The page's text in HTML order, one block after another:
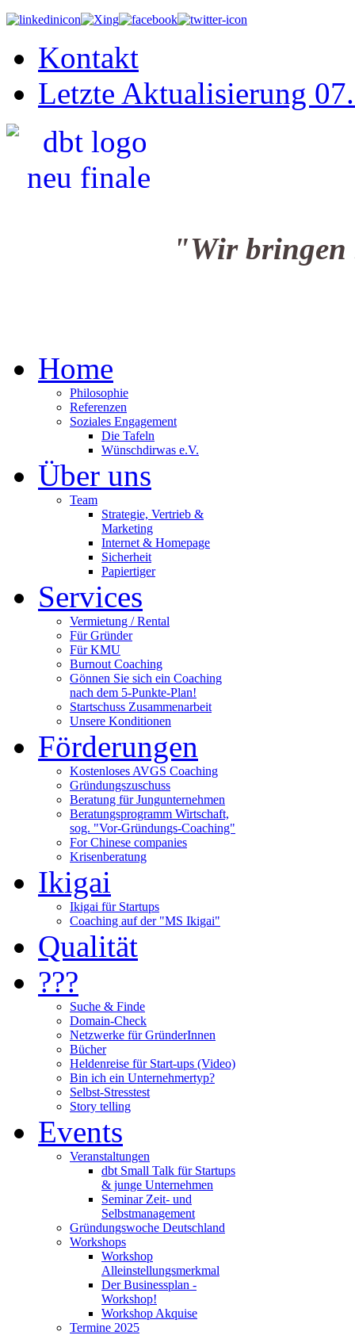
Kontakt
Letzte Aktualisierung
"Wir bringen Sie
Home
Philosophie
Referenzen
Soziales Engagement
Die Tafeln
Wünschdirwas e.V.
Über uns
Team
Strategie, Vertrieb &
Marketing
Internet & Homepage
Sicherheit
Papiertiger
Services
Vermietung / Rental
Für Gründer
Für KMU
Burnout Coaching
Gönnen Sie sich ein Coaching
nach dem 5-Punkte-Plan!
Startschuss Zusammenarbeit
Unsere Konditionen
Förderungen
Kostenloses AVGS Coaching
Gründungszuschuss
Beratung für Jungunternehmen
Beratungsprogramm Wirtschaft,
sog. "Vor-Gründungs-Coaching"
For Chinese companies
Krisenberatung
Ikigai
Ikigai für Startups
Coaching auf der "MS Ikigai"
Qualität
???
Suche & Finde
Domain-Check
Netzwerke für GründerInnen
Bücher
Heldenreise für Start-ups (Video)
Bin ich ein Unternehmertyp?
Selbst-Stresstest
Story telling
Events
Veranstaltungen
dbt Small Talk für Startups
& junge Unternehmen
Seminar Zeit- und
Selbstmanagement
Gründungswoche Deutschland
Workshops
Workshop
Alleinstellungsmerkmal
Der Businessplan -
Workshop!
Workshop Akquise
Termine 2025